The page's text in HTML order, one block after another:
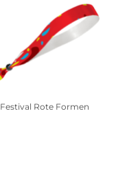
Festival Rote Formen